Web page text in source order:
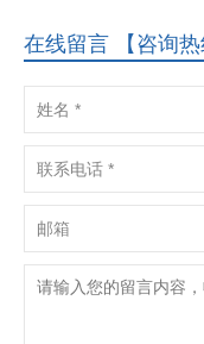
在线留言 【咨询热